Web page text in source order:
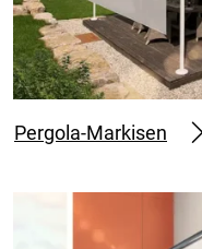
Pergola-Markisen